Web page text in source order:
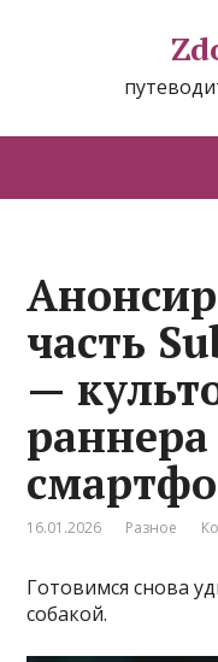
часть
—
16.01.2026 Разное
Готовимся снова
собакой.